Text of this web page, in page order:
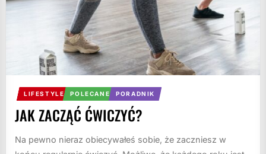
LIFESTYLE POLECANE PORADNIK
JAK ZACZĄĆ ĆWICZYĆ?
Na pewno nieraz obiecywałeś sobie, że zaczniesz w